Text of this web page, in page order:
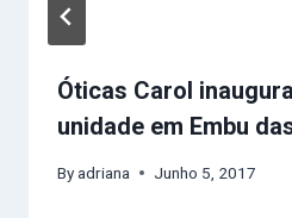
Óticas Carol
unidade em Embu
Byadriana Junho 5, 2017